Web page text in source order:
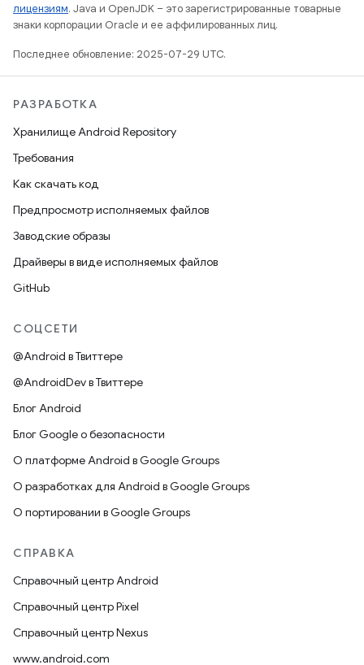
лицензиям. Java и OpenJDK – это зарегистрированные товарные
знаки корпорации Oracle и ее аффилированных лиц.
Последнее обновление: 2025-07-29 UTC.
РАЗРАБОТКА
Хранилище Android Repository
Требования
Как скачать код
Предпросмотр исполняемых файлов
Заводские образы
Драйверы в виде исполняемых файлов
GitHub
СОЦСЕТИ
@Android в Твиттере
@AndroidDev в Твиттере
Блог Android
Блог Google о безопасности
О платформе Android в Google Groups
О разработках для Android в Google Groups
О портировании в Google Groups
СПРАВКА
Справочный центр Android
Справочный центр Pixel
Справочный центр Nexus
www.android.com